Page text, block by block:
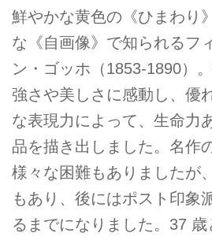
鮮やかな黄色の《ひまわり
な《自画像》で知られるフ
ン・ゴッホ（1853-1890）
強さや美しさに感動し、優
な表現力によって、生命力
品を描き出しました。名作
様々な困難もありましたが
もあり、後にはポスト印象
るまでになりました。37